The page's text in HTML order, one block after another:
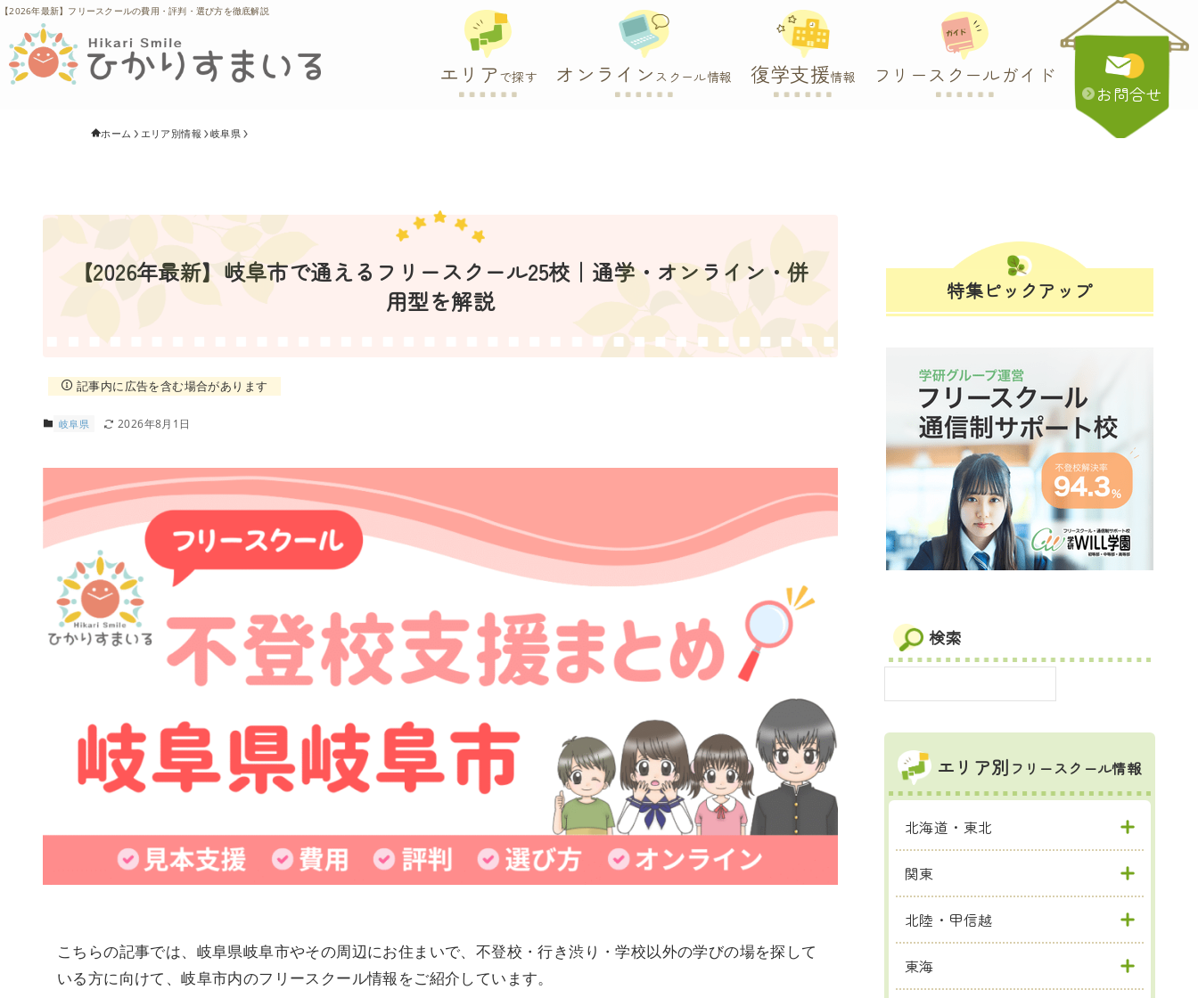
【2026年最新】フリースクールの費用・評判・選び方を徹底解説
エリア で探す オンライン スクール情報 復学支援情報 フリースクールガイド
お問合せ
ホーム エリア別情報 岐阜県
【2026年最新】岐阜市で通えるフリースクール25校｜通学・オンライン・併
用型を解説
記事内に広告を含む場合があります
岐阜県 2026年8月1日
こちらの記事では、岐阜県岐阜市やその周辺にお住まいで、不登校・行き渋り・学校以外の学びの場を探して
いる方に向けて、岐阜市内のフリースクール情報をご紹介しています。
特集ピックアップ
検索
エリア別 フリースクール情報
北海道・東北
関東
北陸・甲信越
東海